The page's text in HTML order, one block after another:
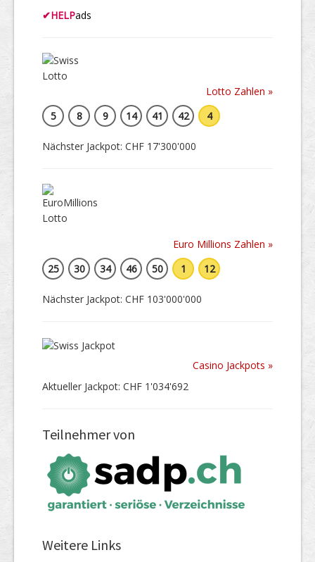
✔HELPads
Lotto Zahlen »
5
8 9 14 41 42 4
Nächster Jackpot: CHF 17'300'000
Euro Millions Zahlen »
25
30 34 46 50 1 12
Nächster Jackpot: CHF 103'000'000
Casino Jackpots »
Aktueller Jackpot: CHF 1'034'692
Teilnehmer von
Weitere Links